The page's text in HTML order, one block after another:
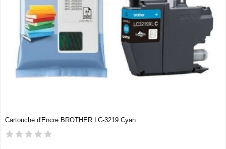
Cartouche d'Encre BROTHER LC-3219 Cyan